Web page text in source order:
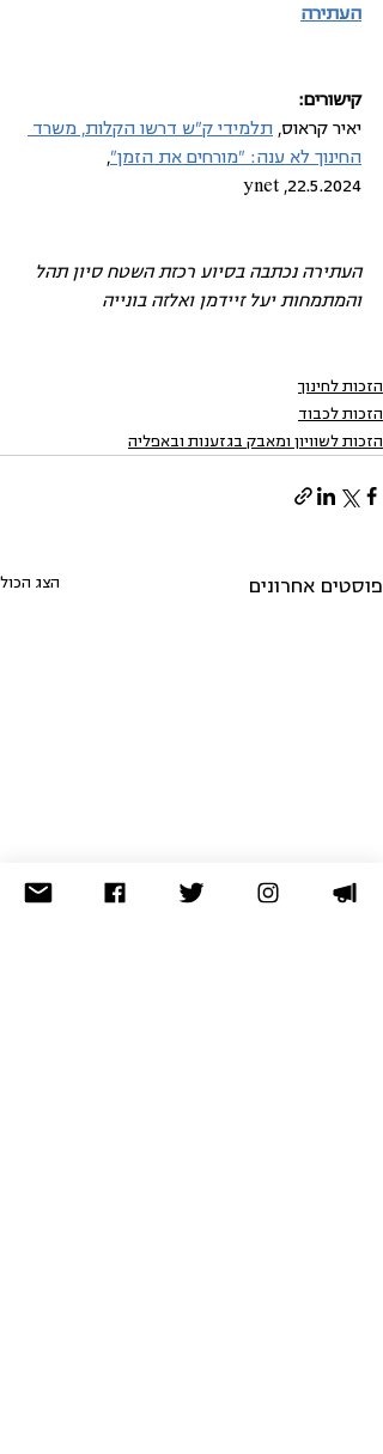
העתירה
קישורים:
יאיר קראוס, תלמידי ק"ש דרשו הקלות, משרד
החינוך לא ענה: "מורחים את הזמן",
22.5.2024, ynet
העתירה נכתבה בסיוע רכזת השטח סיון תהל
והמתמחות יעל זיידמן ואלזה בונייה
הזכות לחינוך
הזכות לכבוד
הזכות לשוויון ומאבק בגזענות ובאפליה
פוסטים אחרונים הצג הכול